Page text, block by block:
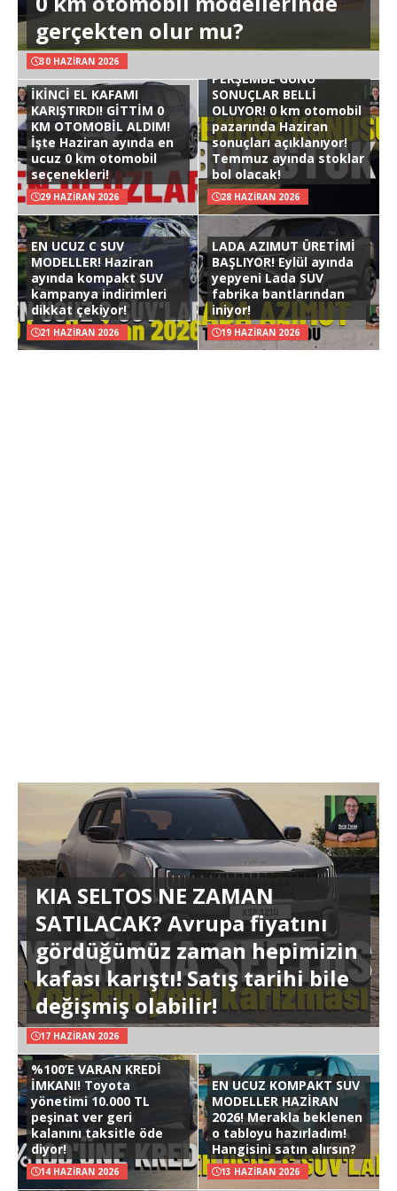
gerçekten olur mu?
30 HAZIRAN 2026
İKİNCİ EL KAFAMI
KARIŞTIRDI! GİTTİM 0
KM OTOMOBİL ALDIM!
İşte Haziran ayında en
ucuz 0 km otomobil
seçenekleri!
29 HAZIRAN 2026
PERŞEMBE GÜNÜ
SONUÇLAR BELLİ
OLUYOR! 0 km otomobil
pazarında Haziran
sonuçları açıklanıyor!
Temmuz ayında stoklar
bol olacak!
28 HAZIRAN 2026
EN UCUZ C SUV
MODELLER! Haziran
ayında kompakt SUV
kampanya indirimleri
dikkat çekiyor!
21 HAZIRAN 2026
LADA AZIMUT ÜRETİMİ
BAŞLIYOR! Eylül ayında
yepyeni Lada SUV
fabrika bantlarından
iniyor!
19 HAZIRAN 2026
KIA SELTOS NE ZAMAN
SATILACAK? Avrupa fiyatını
gördüğümüz zaman hepimizin
kafası karıştı! Satış tarihi bile
değişmiş olabilir!
17 HAZIRAN 2026
%100’E VARAN KREDİ
İMKANI! Toyota
yönetimi 10.000 TL
peşinat ver geri
kalanını taksitle öde
diyor!
14 HAZIRAN 2026
EN UCUZ KOMPAKT SUV
MODELLER HAZİRAN
2026! Merakla beklenen
o tabloyu hazırladım!
Hangisini satın alırsın?
13 HAZIRAN 2026